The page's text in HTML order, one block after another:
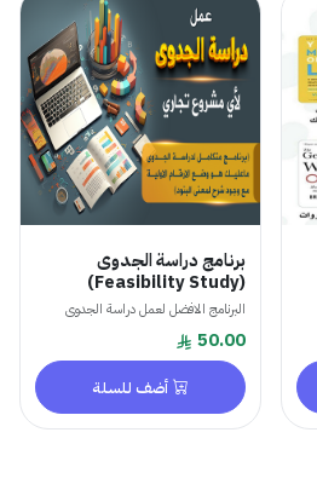
برنامج دراسة الجدوى
(Feasibility Study)
البرنامج الافضل لعمل دراسة الجدوى
50.00
أضف للسلة